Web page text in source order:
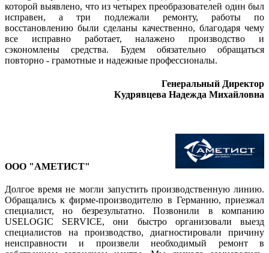
которой выявлено, что из четырех преобразователей один был
исправен, а три подлежали ремонту, работы по
восстановлению были сделаны качественно, благодаря чему
все исправно работает, налажено производство и
сэкономлены средства. Будем обязательно обращаться
повторно - грамотные и надежные профессионалы.
Генеральный Директор
Кудрявцева Надежда Михайловна
ООО "АМЕТИСТ"
Долгое время не могли запустить производственную линию.
Обращались к фирме-производителю в Германию, приезжал
специалист, но безрезультатно. Позвонили в компанию
USELOGIC SERVICE, они быстро организовали выезд
специалистов на производство, диагностировали причину
неисправности и произвели необходимый ремонт в